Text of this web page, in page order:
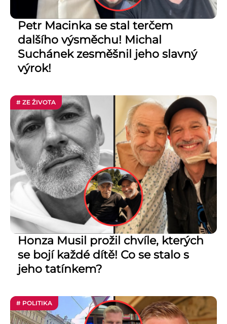
Petr Macinka se stal terčem
dalšího výsměchu! Michal
Suchánek zesměšnil jeho slavný
výrok!
# ZE ŽIVOTA
Honza Musil prožil chvíle, kterých
se bojí každé dítě! Co se stalo s
jeho tatínkem?
# POLITIKA